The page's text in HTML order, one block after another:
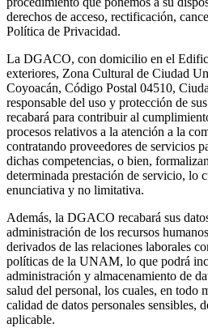
derechos de acceso, rectificación,
Política de Privacidad.
La DGACO, con domicilio en el
exteriores, Zona Cultural de Ciudad
Coyoacán, Código Postal 04510,
responsable del uso y protección de
recabará para contribuir al
procesos relativos a la atención a la
contratando proveedores de servicios
dichas competencias, o bien,
determinada prestación de servicio, lo
enunciativa y no limitativa.
Además, la DGACO recabará sus
administración de los recursos
derivados de las relaciones laborales
políticas de la UNAM, lo que podrá
administración y almacenamiento de
salud del personal, los cuales, en todo
calidad de datos personales sensibles,
aplicable.